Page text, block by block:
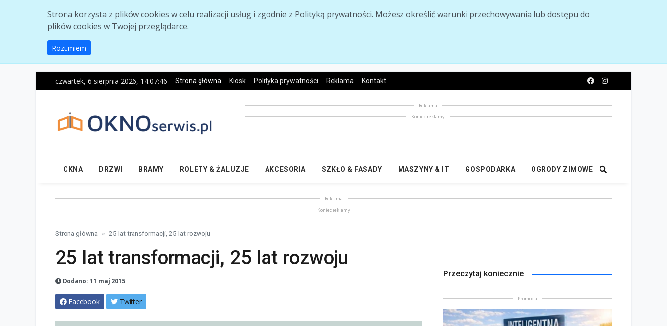
Strona korzysta z plików cookies w celu realizacji usług i zgodnie z Polityką prywatności. Możesz określić warunki przechowywania lub dostępu do
plików cookies w Twojej przeglądarce.
Rozumiem
czwartek, 6 sierpnia 2026, 14:07:47 Strona główna Kiosk Polityka prywatności Reklama Kontakt
Reklama
Koniec reklamy
OKNA DRZWI BRAMY ROLETY & ŻALUZJE AKCESORIA SZKŁO & FASADY MASZYNY & IT GOSPODARKA OGRODY ZIMOWE
Reklama
Koniec reklamy
Strona główna 25 lat transformacji, 25 lat rozwoju
25 lat transformacji, 25 lat rozwoju
Dodano: 11 maj 2015
Facebook Twitter
Przeczytaj koniecznie
Promocja